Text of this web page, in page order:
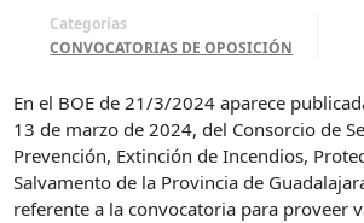
Categorías
CONVOCATORIAS DE OPOSICIÓN
En el BOE de 21/3/2024 aparece
13 de marzo de 2024, del Consorcio de
Prevención, Extinción de Incendios,
Salvamento de la Provincia de
referente a la convocatoria para proveer